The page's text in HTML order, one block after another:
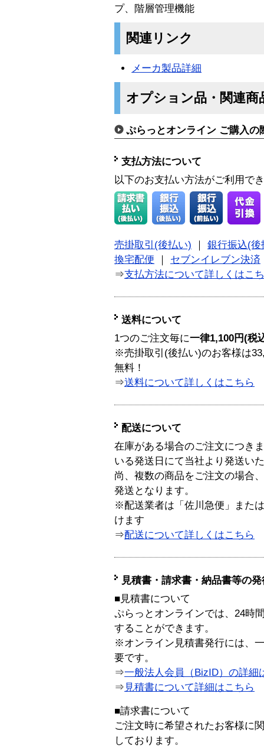
プ、階層管理機能
関連リンク
メーカ製品詳細
オプション品・関連商
ぷらっとオンライン ご購入の
支払方法について
以下のお支払い方法がご利用で
売掛取引(後払い)
銀行振込(後
換宅配便
セブンイレブン決済
⇒支払方法について詳しくはこ
送料について
1つのご注文毎に一律1,100円(税
※売掛取引(後払い)のお客様は
無料！
⇒送料について詳しくはこちら
配送について
在庫がある場合のご注文につき
いる発送日にて当社より発送い
尚、複数の商品をご注文の場合
発送となります。
※配送業者は「佐川急便」また
けます
⇒配送について詳しくはこちら
見積書・請求書・納品書等の
■見積書について
ぷらっとオンラインでは、24時
することができます。
※オンライン見積書発行には、
要です。
⇒一般法人会員（BizID）の詳細
⇒ 見積書について詳細はこちら
■請求書について
ご注文時に希望されたお客様に
しております。